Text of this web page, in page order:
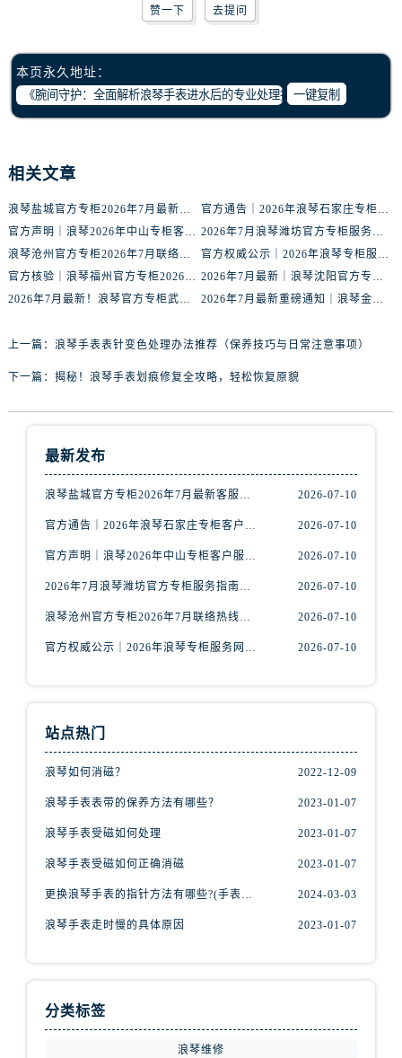
内蒙古自治区呼伦贝尔市海拉尔区中央街浪琴售后服务中心（需提前预约）
山西省大同市平城区迎宾街浪琴售后服务中心（需提前预约）
山西省晋城市城区黄华街浪琴售后服务中心（需提前预约）
山西省晋中市榆次区顺城街浪琴售后服务中心（需提前预约）
山西省临汾市尧都区解放路浪琴售后服务中心（需提前预约）
山西省运城市盐湖区河东街浪琴售后服务中心（需提前预约）
安徽省淮南市田家庵区国庆中路浪琴售后服务中心（需提前预约）
福建省莆田市城厢区霞林街道荔华东大道浪琴售后服务中心（需提前预约）
赞一下 去提问
本页永久地址：
一键复制
相关文章
浪琴盐城官方专柜2026年7月最新客服热线通知，权威服务信息全收录
官方通告｜2026年浪琴石家庄专柜客户服务中心热线7月公示
官方声明｜浪琴2026年中山专柜客户服务热线7月更新（专柜名录公示）
2026年7月浪琴潍坊官方专柜服务指南｜客户服务热线+门店核验
浪琴沧州官方专柜2026年7月联络热线｜客服服务指南+门店信息
官方权威公示｜2026年浪琴专柜服务网络焕新：中山区门店客服热线全核验
官方核验｜浪琴福州官方专柜2026年7月客户服务信息公告
2026年7月最新｜浪琴沈阳官方专柜服务电话+门店信息综合公示
2026年7月最新！浪琴官方专柜武汉客户服务电话+信息核验权威发布
2026年7月最新重磅通知｜浪琴金华官方专柜客户服务热线与门店攻略
上一篇： 浪琴手表表针变色处理办法推荐（保养技巧与日常注意事项）
下一篇： 揭秘！浪琴手表划痕修复全攻略，轻松恢复原貌
最新发布
浪琴盐城官方专柜2026年7月最新客服热线通知，权威服务信息全收录 2026-07-10
官方通告｜2026年浪琴石家庄专柜客户服务中心热线7月公示 2026-07-10
官方声明｜浪琴2026年中山专柜客户服务热线7月更新（专柜名录公示） 2026-07-10
2026年7月浪琴潍坊官方专柜服务指南｜客户服务热线+门店核验 2026-07-10
浪琴沧州官方专柜2026年7月联络热线｜客服服务指南+门店信息 2026-07-10
官方权威公示｜2026年浪琴专柜服务网络焕新：中山区门店客服热线全核验 2026-07-10
站点热门
浪琴如何消磁？ 2022-12-09
浪琴手表表带的保养方法有哪些？ 2023-01-07
浪琴手表受磁如何处理 2023-01-07
浪琴手表受磁如何正确消磁 2023-01-07
更换浪琴手表的指针方法有哪些?(手表指针的种类?) 2024-03-03
浪琴手表走时慢的具体原因 2023-01-07
分类标签
浪琴维修